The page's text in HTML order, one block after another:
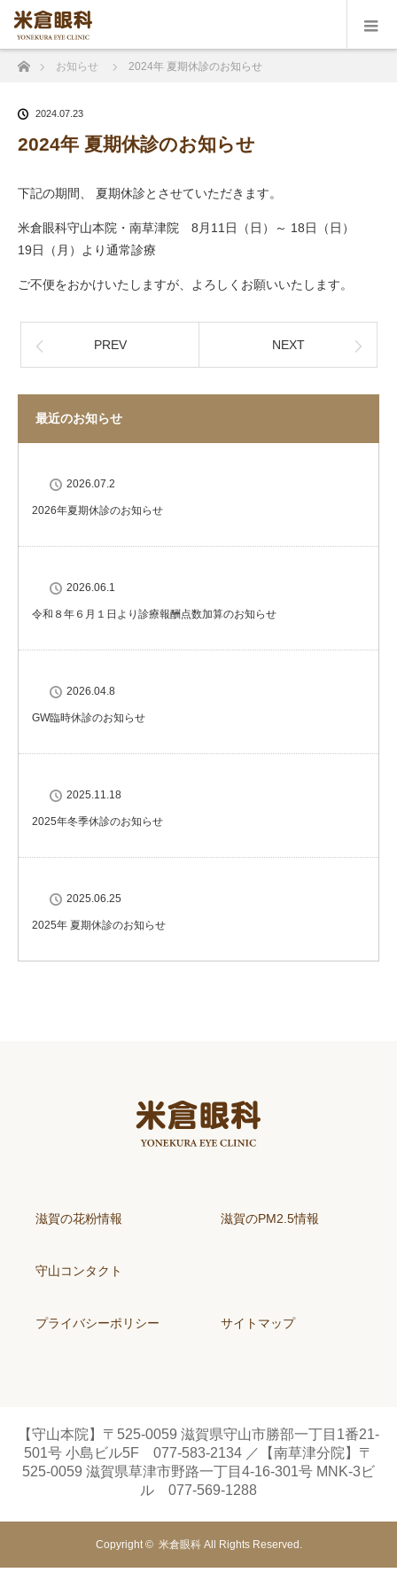
ホームお知らせ 2024年 夏期休診のお知らせ
2024.07.23
2024年 夏期休診のお知らせ
下記の期間、 夏期休診とさせていただきます。
米倉眼科守山本院・南草津院 8月11日（日）～ 18日（日）
19日（月）より通常診療
ご不便をおかけいたしますが、よろしくお願いいたします。
PREV NEXT
最近のお知らせ
2026.07.2
2026年夏期休診のお知らせ
2026.06.1
令和８年６月１日より診療報酬点数加算のお知らせ
2026.04.8
GW臨時休診のお知らせ
2025.11.18
2025年冬季休診のお知らせ
2025.06.25
2025年 夏期休診のお知らせ
滋賀の花粉情報 滋賀のPM2.5情報
守山コンタクト
プライバシーポリシー サイトマップ
【守山本院】〒525-0059 滋賀県守山市勝部一丁目1番21-
501号 小島ビル5F 077-583-2134 ／【南草津分院】〒
525-0059 滋賀県草津市野路一丁目4-16-301号 MNK-3ビ
ル 077-569-1288
Copyright © 米倉眼科All Rights Reserved.